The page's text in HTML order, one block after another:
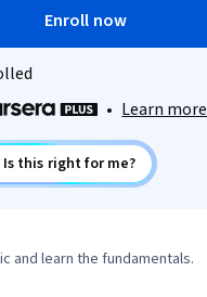
Enroll now
• Learn more
Is this right for me?
and learn the fundamentals.